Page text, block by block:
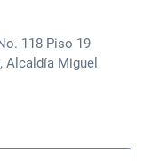
118 Piso 19
Alcaldía Miguel